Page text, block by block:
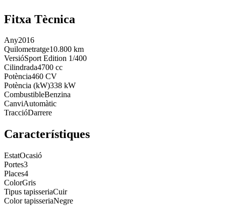
Fitxa Tècnica
Any2016
Quilometratge10.800 km
VersióSport Edition 1/400
Cilindrada4700 cc
Potència460 CV
Potència (kW)338 kW
CombustibleBenzina
CanviAutomàtic
TraccióDarrere
Característiques
EstatOcasió
Portes3
Places4
ColorGris
Tipus tapisseriaCuir
Color tapisseriaNegre